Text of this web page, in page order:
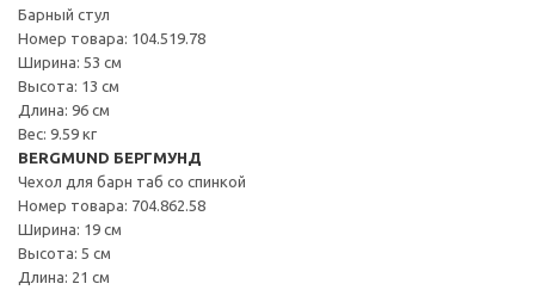
Барный стул
Номер товара: 104.519.78
Ширина: 53 см
Высота: 13 см
Длина: 96 см
Вес: 9.59 кг
BERGMUND БЕРГМУНД
Чехол для барн таб со спинкой
Номер товара: 704.862.58
Ширина: 19 см
Высота: 5 см
Длина: 21 см